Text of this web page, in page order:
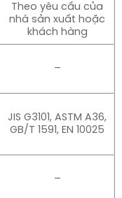
Theo yêu cầu của
nhà sản xuất hoặc
khách hàng
–
JIS G3101, ASTM A36,
GB/T 1591, EN 10025
–